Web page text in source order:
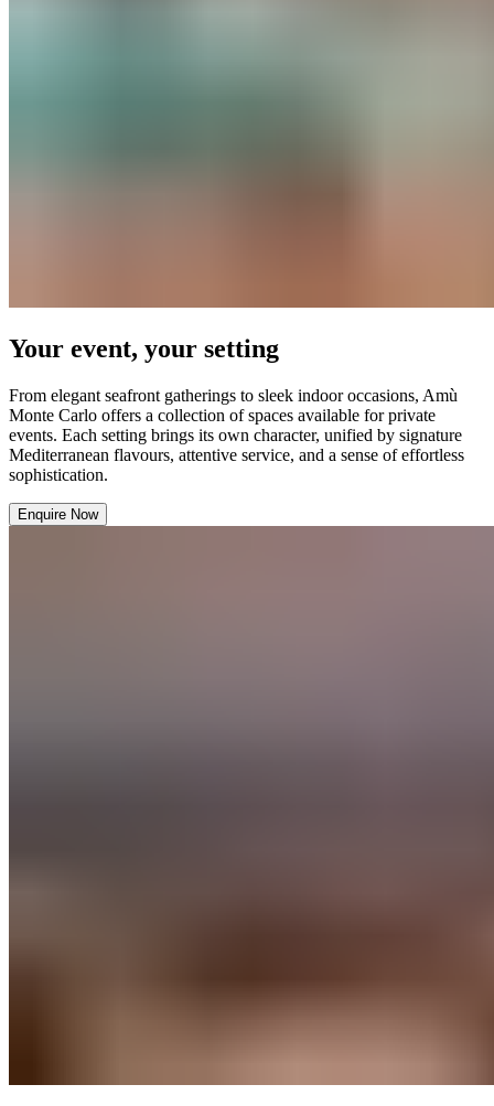
Your event, your setting​​​​‌ ‍ ​‍​‍‌‍ ‌ ​‍‌‍‍‌‌‍‌ ‌‍‍‌‌‍ ‍​‍​‍​ ‍‍​‍​‍‌ ​ ‌‍​‌‌‍ ‍‌‍‍‌‌ ‌​‌ ‍‌​‍ ‍‌‍‍‌‌‍ ​‍​‍​‍ ​​‍​‍‌‍‍​‌ ​‍‌‍‌‌‌‍‌‍​‍​‍​ ‍‍​‍​‍‌‍‍​‌ ‌​‌ ‌​‌ ​​‌ ​ ​ ‍‍​‍ ​‍ ‌‍ ​​‍ ‌‌‍​‌‌‍ ‍‌‍‌​​‍ ‌‌ ​‍​‍ ‌‌‍‍​‌‍ ‌ ‌​‌‍‌‌‌‍ ​‌ ​ ​‍ ‌‌ ​ ‌ ‌​‌ ‌‌‌‍‌​‌‍‍‌‌‍ ​‍ ‍‌ ‌‍‌‍‌‌‌ ​‍‌‍​ ‌‍‌‌‌‍ ​​‍ ‍‌‍​‌‌ ​​‌ ​​​‍ ‌‍‍‌‌‍ ‍‌ ‌​‌‍‌‌‌‍ ‍‌ ‌​​‍ ‌‍‌‌‌‍‌​‌‍‍‌‌ ‌​​‍ ‌‍ ‌‌‍ ‌‍‌​‌‍‌‌​ ‌‌ ​​‌ ​‍‌‍‌‌‌ ​ ‌‍‌‌‌‍ ‍‌ ‌​‌‍​‌‌ ‌​‌‍‍‌‌‍ ‌‍ ‍​ ‍ ‌‍‍‌‌‍‌​​ ‌‌‍‌​​ ​​‌‍​ ​ ‍​​ ​​​ ​‌​ ‌ ​ ‌‌​‍ ‌​ ​‍​ ‍‌​ ‌‌​ ​ ​‍ ‌​ ‌​​ ​‍‌‍​‌​ ​‌​‍ ‌​ ‍‌​ ‌‌​ ‌‍​ ‌‌​‍ ‌​ ‌‍​ ‍​‌‍‌​​ ​‌​ ‍​‌‍​‍​ ‌‌‌‍‌‌‌‍‌‍​ ‌​​ ​ ‌‍​‍​ ‍ ‌ ‌​‌ ‍‌‌ ​​‌‍‌‌​ ‌‌‍‍​‌‍ ‌ ‌​‌‍‌‌‌‍ ​‌‌​ ‌‍‍‌‌ ‌​‌‍‌‌‌‌​​‌‍​‌‌‍‌ ‌‍‌‌​ ‍ ‌ ​​‌‍​‌‌ ‌​‌‍‍​​ ‌‌ ​​‌‍​‌‌‍‌ ‌‍‌‌‌​​‍‌ ‌‌‌‍‍‌‌‍ ​‌‍‌​‌‍‌‌‌ ​‍​‍‌‌​ ‌‌‌​​‍‌‌ ‌‍‍ ‌‍‌‌‌ ‍‌​‍‌‌​ ​ ‌​‌​​‍‌‌​ ​ ‌​‌​​‍‌‌​ ​‍​ ​‍​ ​​​ ‌‍​ ‌‍‌‍​‌‌‍‌​‌‍​ ​ ​ ​ ‌ ​ ‍‌‌‍‌‍‌‍‌‌​ ​‌​‍‌‌​ ​‍​ ​‍​‍‌‌​ ‌‌‌​‌​​‍ ‍‌‍‍​‌‍‌‌‌‍​‌‌‍‌​‌‍‍‌‌‍ ‍‌‍‌ ​ ‌‍​‍‌‍​‌‌ ​ ‌‍‌‌‌‌‌‌‌ ​‍‌‍ ​​ ‌‌‍‍​‌ ‌​‌ ‌​‌ ​​‌ ​ ​‍‌‌​ ​ ‌​​‌​‍‌‌​ ​‍‌​‌‍​‍‌‌​ ​‍‌​‌‍‌‍ ​​‍ ‌‌‍​‌‌‍ ‍‌‍‌​​‍ ‌‌ ​‍​‍ ‌‌‍‍​‌‍ ‌ ‌​‌‍‌‌‌‍ ​‌ ​ ​‍ ‌‌ ​ ‌ ‌​‌ ‌‌‌‍‌​‌‍‍‌‌‍ ​‍ ‍‌ ‌‍‌‍‌‌‌ ​‍‌‍​ ‌‍‌‌‌‍ ​​‍ ‍‌‍​‌‌ ​​‌ ​​​‍‌‍‌‍‍‌‌‍‌​​ ‌‌‍‌​​ ​​‌‍​ ​ ‍​​ ​​​ ​‌​ ‌ ​ ‌‌​‍ ‌​ ​‍​ ‍‌​ ‌‌​ ​ ​‍ ‌​ ‌​​ ​‍‌‍​‌​ ​‌​‍ ‌​ ‍‌​ ‌‌​ ‌‍​ ‌‌​‍ ‌​ ‌‍​ ‍​‌‍‌​​ ​‌​ ‍​‌‍​‍​ ‌‌‌‍‌‌‌‍‌‍​ ‌​​ ​ ‌‍​‍​‍‌‍‌ ‌​‌ ‍‌‌ ​​‌‍‌‌​ ‌‌‍‍​‌‍ ‌ ‌​‌‍‌‌‌‍ ​‌‌​ ‌‍‍‌‌ ‌​‌‍‌‌‌‌​​‌‍​‌‌‍‌ ‌‍‌‌​‍‌‍‌ ​​‌‍​‌‌ ‌​‌‍‍​​ ‌‌ ​​‌‍​‌‌‍‌ ‌‍‌‌‌​​‍‌ ‌‌‌‍‍‌‌‍ ​‌‍‌​‌‍‌‌‌ ​‍​‍‌‌​ ‌‌‌​​‍‌‌ ‌‍‍ ‌‍‌‌‌ ‍‌​‍‌‌​ ​ ‌​‌​​‍‌‌​ ​ ‌​‌​​‍‌‌​ ​‍​ ​‍​ ​​​ ‌‍​ ‌‍‌‍​‌‌‍‌​‌‍​ ​ ​ ​ ‌ ​ ‍‌‌‍‌‍‌‍‌‌​ ​‌​‍‌‌​ ​‍​ ​‍​‍‌‌​ ‌‌‌​‌​​‍ ‍‌‍‍​‌‍‌‌‌‍​‌‌‍‌​‌‍‍‌‌‍ ‍‌‍‌ ​‍‌‍‌ ​​‌‍‌‌‌ ​‍‌ ​ ‌ ​​‌‍‌‌‌‍​ ‌ ‌​‌‍‍‌‌ ‌‍‌‍‌‌​ ‌‌ ​​‌ ‌‌‌‍​‍‌‍ ​‌‍‍‌‌ ​ ‌‍‍​‌‍‌‌‌‍‌​​‍​‍‌ ‌
From elegant seafront gatherings to sleek indoor occasions, Amù
Monte Carlo offers a collection of spaces available for private
events. Each setting brings its own character, unified by signature
Mediterranean flavours, attentive service, and a sense of effortless
sophistication.​​​​‌ ‍ ​‍​‍‌‍ ‌ ​‍‌‍‍‌‌‍‌ ‌‍‍‌‌‍ ‍​‍​‍​ ‍‍​‍​‍‌ ​ ‌‍​‌‌‍ ‍‌‍‍‌‌ ‌​‌ ‍‌​‍ ‍‌‍‍‌‌‍ ​‍​‍​‍ ​​‍​‍‌‍‍​‌ ​‍‌‍‌‌‌‍‌‍​‍​‍​ ‍‍​‍​‍‌‍‍​‌ ‌​‌ ‌​‌ ​​‌ ​ ​ ‍‍​‍ ​‍ ‌‍ ​​‍ ‌‌‍​‌‌‍ ‍‌‍‌​​‍ ‌‌ ​‍​‍ ‌‌‍‍​‌‍ ‌ ‌​‌‍‌‌‌‍ ​‌ ​ ​‍ ‌‌ ​ ‌ ‌​‌ ‌‌‌‍‌​‌‍‍‌‌‍ ​‍ ‍‌ ‌‍‌‍‌‌‌ ​‍‌‍​ ‌‍‌‌‌‍ ​​‍ ‍‌‍​‌‌ ​​‌ ​​​‍ ‌‍‍‌‌‍ ‍‌ ‌​‌‍‌‌‌‍ ‍‌ ‌​​‍ ‌‍‌‌‌‍‌​‌‍‍‌‌ ‌​​‍ ‌‍ ‌‌‍ ‌‍‌​‌‍‌‌​ ‌‌ ​​‌ ​‍‌‍‌‌‌ ​ ‌‍‌‌‌‍ ‍‌ ‌​‌‍​‌‌ ‌​‌‍‍‌‌‍ ‌‍ ‍​ ‍ ‌‍‍‌‌‍‌​​ ‌‌‍‌​​ ​​‌‍​ ​ ‍​​ ​​​ ​‌​ ‌ ​ ‌‌​‍ ‌​ ​‍​ ‍‌​ ‌‌​ ​ ​‍ ‌​ ‌​​ ​‍‌‍​‌​ ​‌​‍ ‌​ ‍‌​ ‌‌​ ‌‍​ ‌‌​‍ ‌​ ‌‍​ ‍​‌‍‌​​ ​‌​ ‍​‌‍​‍​ ‌‌‌‍‌‌‌‍‌‍​ ‌​​ ​ ‌‍​‍​ ‍ ‌ ‌​‌ ‍‌‌ ​​‌‍‌‌​ ‌‌‍‍​‌‍ ‌ ‌​‌‍‌‌‌‍ ​‌‌​ ‌‍‍‌‌ ‌​‌‍‌‌‌‌​​‌‍​‌‌‍‌ ‌‍‌‌​ ‍ ‌ ​​‌‍​‌‌ ‌​‌‍‍​​ ‌‌ ​​‌‍​‌‌‍‌ ‌‍‌‌‌​​‍‌ ‌‌‌‍‍‌‌‍ ​‌‍‌​‌‍‌‌‌ ​‍​‍‌‌​ ‌‌‌​​‍‌‌ ‌‍‍ ‌‍‌‌‌ ‍‌​‍‌‌​ ​ ‌​‌​​‍‌‌​ ​ ‌​‌​​‍‌‌​ ​‍​ ​‍​ ​​​ ‌‍​ ‌‍‌‍​‌‌‍‌​‌‍​ ​ ​ ​ ‌ ​ ‍‌‌‍‌‍‌‍‌‌​ ​‌​‍‌‌​ ​‍​ ​‍​‍‌‌​ ‌‌‌​‌​​‍ ‍‌‍​‍‌‍ ‌‍‌​‌ ‍‌​ ‌‍​‍‌‍​‌‌ ​ ‌‍‌‌‌‌‌‌‌ ​‍‌‍ ​​ ‌‌‍‍​‌ ‌​‌ ‌​‌ ​​‌ ​ ​‍‌‌​ ​ ‌​​‌​‍‌‌​ ​‍‌​‌‍​‍‌‌​ ​‍‌​‌‍‌‍ ​​‍ ‌‌‍​‌‌‍ ‍‌‍‌​​‍ ‌‌ ​‍​‍ ‌‌‍‍​‌‍ ‌ ‌​‌‍‌‌‌‍ ​‌ ​ ​‍ ‌‌ ​ ‌ ‌​‌ ‌‌‌‍‌​‌‍‍‌‌‍ ​‍ ‍‌ ‌‍‌‍‌‌‌ ​‍‌‍​ ‌‍‌‌‌‍ ​​‍ ‍‌‍​‌‌ ​​‌ ​​​‍‌‍‌‍‍‌‌‍‌​​ ‌‌‍‌​​ ​​‌‍​ ​ ‍​​ ​​​ ​‌​ ‌ ​ ‌‌​‍ ‌​ ​‍​ ‍‌​ ‌‌​ ​ ​‍ ‌​ ‌​​ ​‍‌‍​‌​ ​‌​‍ ‌​ ‍‌​ ‌‌​ ‌‍​ ‌‌​‍ ‌​ ‌‍​ ‍​‌‍‌​​ ​‌​ ‍​‌‍​‍​ ‌‌‌‍‌‌‌‍‌‍​ ‌​​ ​ ‌‍​‍​‍‌‍‌ ‌​‌ ‍‌‌ ​​‌‍‌‌​ ‌‌‍‍​‌‍ ‌ ‌​‌‍‌‌‌‍ ​‌‌​ ‌‍‍‌‌ ‌​‌‍‌‌‌‌​​‌‍​‌‌‍‌ ‌‍‌‌​‍‌‍‌ ​​‌‍​‌‌ ‌​‌‍‍​​ ‌‌ ​​‌‍​‌‌‍‌ ‌‍‌‌‌​​‍‌ ‌‌‌‍‍‌‌‍ ​‌‍‌​‌‍‌‌‌ ​‍​‍‌‌​ ‌‌‌​​‍‌‌ ‌‍‍ ‌‍‌‌‌ ‍‌​‍‌‌​ ​ ‌​‌​​‍‌‌​ ​ ‌​‌​​‍‌‌​ ​‍​ ​‍​ ​​​ ‌‍​ ‌‍‌‍​‌‌‍‌​‌‍​ ​ ​ ​ ‌ ​ ‍‌‌‍‌‍‌‍‌‌​ ​‌​‍‌‌​ ​‍​ ​‍​‍‌‌​ ‌‌‌​‌​​‍ ‍‌‍​‍‌‍ ‌‍‌​‌ ‍‌​‍‌‍‌ ​​‌‍‌‌‌ ​‍‌ ​ ‌ ​​‌‍‌‌‌‍​ ‌ ‌​‌‍‍‌‌ ‌‍‌‍‌‌​ ‌‌ ​​‌ ‌‌‌‍​‍‌‍ ​‌‍‍‌‌ ​ ‌‍‍​‌‍‌‌‌‍‌​​‍​‍‌ ‌
Enquire Now​​​​‌ ‍ ​‍​‍‌‍ ‌ ​‍‌‍‍‌‌‍‌ ‌‍‍‌‌‍ ‍​‍​‍​ ‍‍​‍​‍‌ ​ ‌‍​‌‌‍ ‍‌‍‍‌‌ ‌​‌ ‍‌​‍ ‍‌‍‍‌‌‍ ​‍​‍​‍ ​​‍​‍‌‍‍​‌ ​‍‌‍‌‌‌‍‌‍​‍​‍​ ‍‍​‍​‍‌‍‍​‌ ‌​‌ ‌​‌ ​​‌ ​ ​ ‍‍​‍ ​‍ ‌‍ ​​‍ ‌‌‍​‌‌‍ ‍‌‍‌​​‍ ‌‌ ​‍​‍ ‌‌‍‍​‌‍ ‌ ‌​‌‍‌‌‌‍ ​‌ ​ ​‍ ‌‌ ​ ‌ ‌​‌ ‌‌‌‍‌​‌‍‍‌‌‍ ​‍ ‍‌ ‌‍‌‍‌‌‌ ​‍‌‍​ ‌‍‌‌‌‍ ​​‍ ‍‌‍​‌‌ ​​‌ ​​​‍ ‌‍‍‌‌‍ ‍‌ ‌​‌‍‌‌‌‍ ‍‌ ‌​​‍ ‌‍‌‌‌‍‌​‌‍‍‌‌ ‌​​‍ ‌‍ ‌‌‍ ‌‍‌​‌‍‌‌​ ‌‌ ​​‌ ​‍‌‍‌‌‌ ​ ‌‍‌‌‌‍ ‍‌ ‌​‌‍​‌‌ ‌​‌‍‍‌‌‍ ‌‍ ‍​ ‍ ‌‍‍‌‌‍‌​​ ‌‌‍‌​​ ​​‌‍​ ​ ‍​​ ​​​ ​‌​ ‌ ​ ‌‌​‍ ‌​ ​‍​ ‍‌​ ‌‌​ ​ ​‍ ‌​ ‌​​ ​‍‌‍​‌​ ​‌​‍ ‌​ ‍‌​ ‌‌​ ‌‍​ ‌‌​‍ ‌​ ‌‍​ ‍​‌‍‌​​ ​‌​ ‍​‌‍​‍​ ‌‌‌‍‌‌‌‍‌‍​ ‌​​ ​ ‌‍​‍​ ‍ ‌ ‌​‌ ‍‌‌ ​​‌‍‌‌​ ‌‌‍‍​‌‍ ‌ ‌​‌‍‌‌‌‍ ​‌‌​ ‌‍‍‌‌ ‌​‌‍‌‌‌‌​​‌‍​‌‌‍‌ ‌‍‌‌​ ‍ ‌ ​​‌‍​‌‌ ‌​‌‍‍​​ ‌‌ ​​‌‍​‌‌‍‌ ‌‍‌‌‌​​‍‌ ‌‌‌‍‍‌‌‍ ​‌‍‌​‌‍‌‌‌ ​‍​‍‌‌​ ‌‌‌​​‍‌‌ ‌‍‍ ‌‍‌‌‌ ‍‌​‍‌‌​ ​ ‌​‌​​‍‌‌​ ​ ‌​‌​​‍‌‌​ ​‍​ ​‍​ ​​​ ‌‍​ ‌‍‌‍​‌‌‍‌​‌‍​ ​ ​ ​ ‌ ​ ‍‌‌‍‌‍‌‍‌‌​ ​‌​‍‌‌​ ​‍​ ​‍​‍‌‌​ ‌‌‌​‌​​‍ ‍‌ ​​‌ ​‍‌‍‍‌‌‍ ‌‌‍​‌‌ ​‍‌ ‍‌‌​​ ‌ ‌​‌‍​‌​‍ ‍‌‍ ​‌‍​‌‌‍​‍‌‍‌‌‌‍ ​​ ‌‍​‍‌‍​‌‌ ​ ‌‍‌‌‌‌‌‌‌ ​‍‌‍ ​​ ‌‌‍‍​‌ ‌​‌ ‌​‌ ​​‌ ​ ​‍‌‌​ ​ ‌​​‌​‍‌‌​ ​‍‌​‌‍​‍‌‌​ ​‍‌​‌‍‌‍ ​​‍ ‌‌‍​‌‌‍ ‍‌‍‌​​‍ ‌‌ ​‍​‍ ‌‌‍‍​‌‍ ‌ ‌​‌‍‌‌‌‍ ​‌ ​ ​‍ ‌‌ ​ ‌ ‌​‌ ‌‌‌‍‌​‌‍‍‌‌‍ ​‍ ‍‌ ‌‍‌‍‌‌‌ ​‍‌‍​ ‌‍‌‌‌‍ ​​‍ ‍‌‍​‌‌ ​​‌ ​​​‍‌‍‌‍‍‌‌‍‌​​ ‌‌‍‌​​ ​​‌‍​ ​ ‍​​ ​​​ ​‌​ ‌ ​ ‌‌​‍ ‌​ ​‍​ ‍‌​ ‌‌​ ​ ​‍ ‌​ ‌​​ ​‍‌‍​‌​ ​‌​‍ ‌​ ‍‌​ ‌‌​ ‌‍​ ‌‌​‍ ‌​ ‌‍​ ‍​‌‍‌​​ ​‌​ ‍​‌‍​‍​ ‌‌‌‍‌‌‌‍‌‍​ ‌​​ ​ ‌‍​‍​‍‌‍‌ ‌​‌ ‍‌‌ ​​‌‍‌‌​ ‌‌‍‍​‌‍ ‌ ‌​‌‍‌‌‌‍ ​‌‌​ ‌‍‍‌‌ ‌​‌‍‌‌‌‌​​‌‍​‌‌‍‌ ‌‍‌‌​‍‌‍‌ ​​‌‍​‌‌ ‌​‌‍‍​​ ‌‌ ​​‌‍​‌‌‍‌ ‌‍‌‌‌​​‍‌ ‌‌‌‍‍‌‌‍ ​‌‍‌​‌‍‌‌‌ ​‍​‍‌‌​ ‌‌‌​​‍‌‌ ‌‍‍ ‌‍‌‌‌ ‍‌​‍‌‌​ ​ ‌​‌​​‍‌‌​ ​ ‌​‌​​‍‌‌​ ​‍​ ​‍​ ​​​ ‌‍​ ‌‍‌‍​‌‌‍‌​‌‍​ ​ ​ ​ ‌ ​ ‍‌‌‍‌‍‌‍‌‌​ ​‌​‍‌‌​ ​‍​ ​‍​‍‌‌​ ‌‌‌​‌​​‍ ‍‌ ​​‌ ​‍‌‍‍‌‌‍ ‌‌‍​‌‌ ​‍‌ ‍‌‌​​ ‌ ‌​‌‍​‌​‍ ‍‌‍ ​‌‍​‌‌‍​‍‌‍‌‌‌‍ ​​‍‌‍‌ ​​‌‍‌‌‌ ​‍‌ ​ ‌ ​​‌‍‌‌‌‍​ ‌ ‌​‌‍‍‌‌ ‌‍‌‍‌‌​ ‌‌ ​​‌ ‌‌‌‍​‍‌‍ ​‌‍‍‌‌ ​ ‌‍‍​‌‍‌‌‌‍‌​​‍​‍‌ ‌